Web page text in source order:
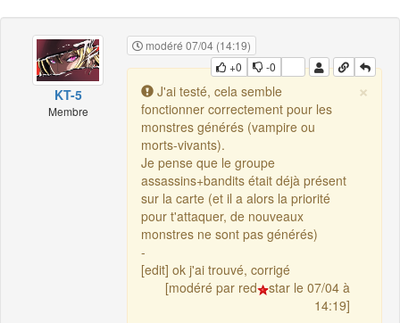
KT-5
Membre
modéré 07/04 (14:19)
+0
-0
×
J'ai testé, cela semble
fonctionner correctement pour les
monstres générés (vampire ou
morts-vivants).
Je pense que le groupe
assassins+bandits était déjà présent
sur la carte (et il a alors la priorité
pour t'attaquer, de nouveaux
monstres ne sont pas générés)
-
[edit] ok j'ai trouvé, corrigé
[modéré par red
star le 07/04 à
14:19]